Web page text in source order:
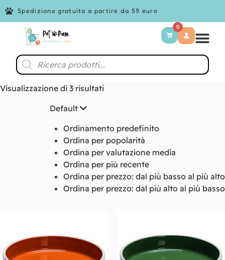
Spedizione gratuita a partire da 59 euro
0
Visualizzazione di 3 risultati
Default
Ordinamento predefinito
Ordina per popolarità
Ordina per valutazione media
Ordina per più recente
Ordina per prezzo: dal più basso al più alto
Ordina per prezzo: dal più alto al più basso